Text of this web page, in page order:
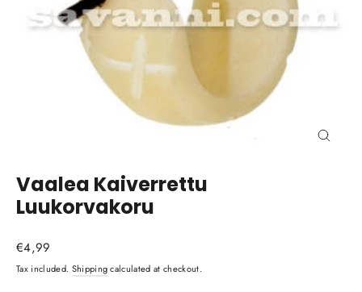
Vaalea Kaiverrettu
Luukorvakoru
Regular
€4,99
Tax included. Shippingcalculated at checkout.